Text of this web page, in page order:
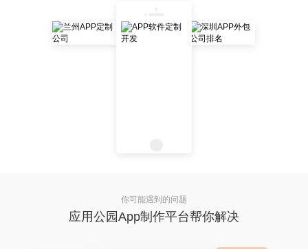
你可能遇到的问题
应用公园App制作平台帮你解决